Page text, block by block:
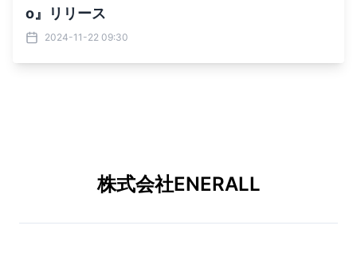
o』リリース
2024-11-22 09:30
株式会社ENERALL